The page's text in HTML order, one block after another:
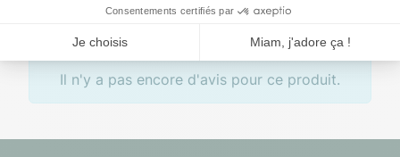
Il n'y a pas encore d'avis pour ce produit.